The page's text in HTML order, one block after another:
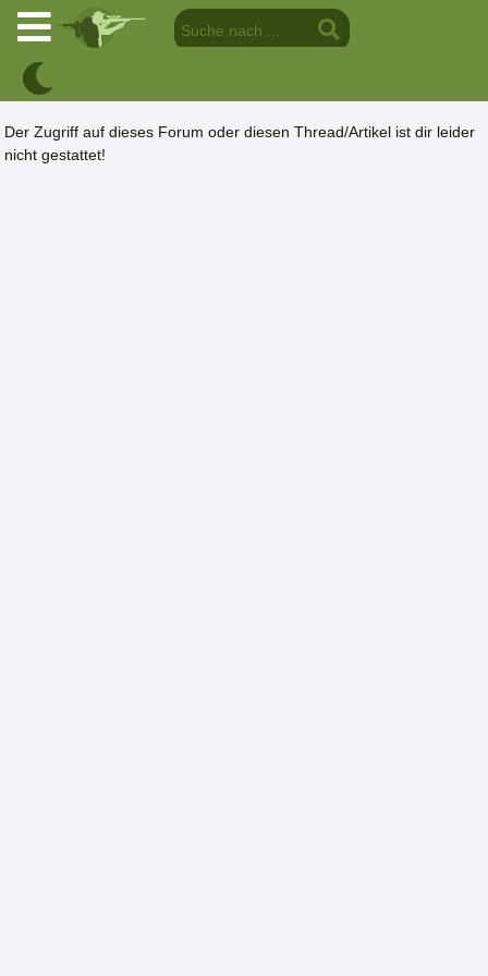
Der Zugriff auf dieses Forum oder diesen Thread/Artikel ist dir leider
nicht gestattet!